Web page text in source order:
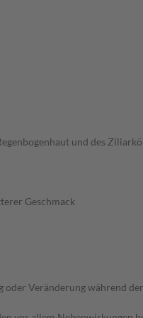
und des
Geschmack
Veränderung während